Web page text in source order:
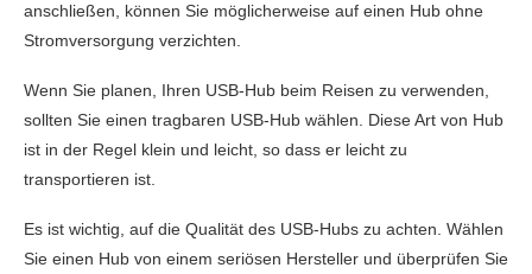
anschließen, können Sie möglicherweise auf einen Hub ohne
Stromversorgung verzichten.
Wenn Sie planen, Ihren USB-Hub beim Reisen zu verwenden,
sollten Sie einen tragbaren USB-Hub wählen. Diese Art von Hub
ist in der Regel klein und leicht, so dass er leicht zu
transportieren ist.
Es ist wichtig, auf die Qualität des USB-Hubs zu achten. Wählen
Sie einen Hub von einem seriösen Hersteller und überprüfen Sie